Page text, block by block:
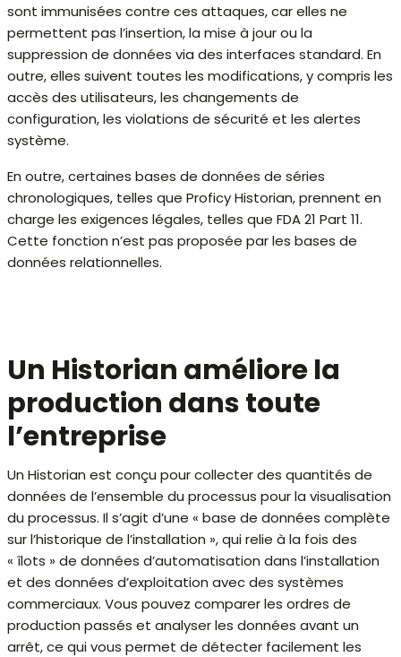
sont immunisées contre ces attaques, car elles ne
permettent pas l’insertion, la mise à jour ou la
suppression de données via des interfaces standard. En
outre, elles suivent toutes les modifications, y compris les
accès des utilisateurs, les changements de
configuration, les violations de sécurité et les alertes
système.
En outre, certaines bases de données de séries
chronologiques, telles que Proficy Historian, prennent en
charge les exigences légales, telles que FDA 21 Part 11.
Cette fonction n’est pas proposée par les bases de
données relationnelles.
Un Historian améliore la
production dans toute
l’entreprise
Un Historian est conçu pour collecter des quantités de
données de l’ensemble du processus pour la visualisation
du processus. Il s’agit d’une « base de données complète
sur l’historique de l’installation », qui relie à la fois des
« îlots » de données d’automatisation dans l’installation
et des données d’exploitation avec des systèmes
commerciaux. Vous pouvez comparer les ordres de
production passés et analyser les données avant un
arrêt, ce qui vous permet de détecter facilement les